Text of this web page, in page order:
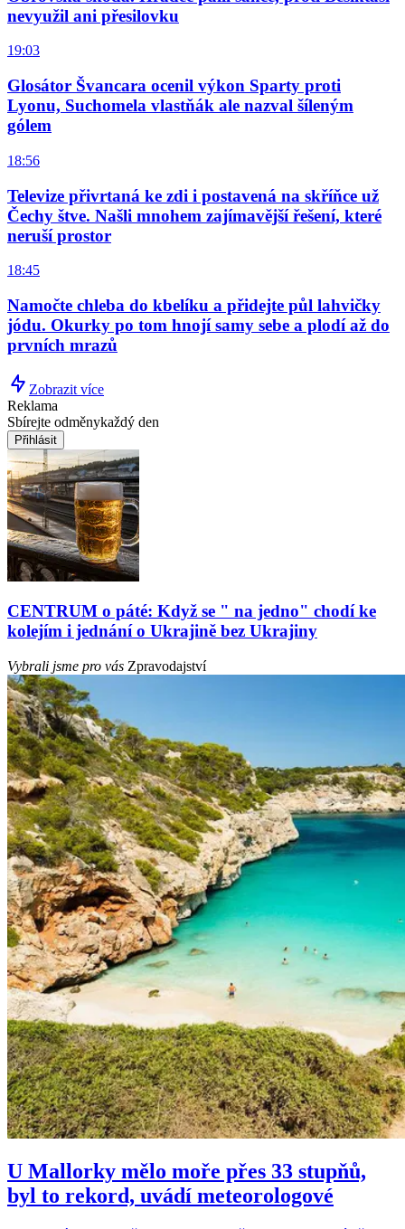
nevyužil ani přesilovku
19:03
Glosátor Švancara ocenil výkon Sparty proti
Lyonu, Suchomela vlastňák ale nazval šíleným
gólem
18:56
Televize přivrtaná ke zdi i postavená na skříňce už
Čechy štve. Našli mnohem zajímavější řešení, které
neruší prostor
18:45
Namočte chleba do kbelíku a přidejte půl lahvičky
jódu. Okurky po tom hnojí samy sebe a plodí až do
prvních mrazů
Zobrazit více
Reklama
Sbírejte odměnykaždý den
Přihlásit
CENTRUM o páté: Když se " na jedno" chodí ke
kolejím i jednání o Ukrajině bez Ukrajiny
Vybrali jsme pro vás Zpravodajství
U Mallorky mělo moře přes 33 stupňů,
byl to rekord, uvádí meteorologové